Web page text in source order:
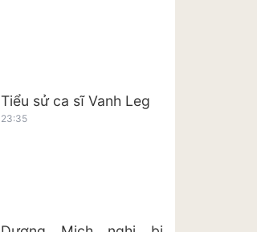
Tiểu sử ca sĩ Vanh Leg
23:35